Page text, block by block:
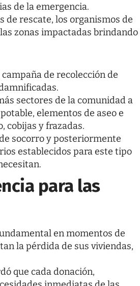
de la emergencia.
de rescate, los organismos de
zonas impactadas brindando
de recolección de
sectores de la comunidad a
elementos de aseo e
cobijas y frazadas.
socorro y posteriormente
establecidos para este tipo
para las
en momentos de
la pérdida de sus viviendas,
que cada donación,